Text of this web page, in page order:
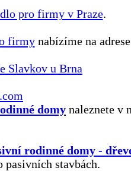
pro firmy v Praze.
firmynabízíme na
Slavkov u Brna
domy naleznete v
rodinné domy -
pasivních stavbách.